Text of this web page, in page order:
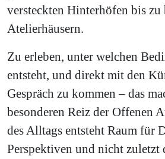
versteckten Hinterhöfen bis zu
Atelierhäusern.
Zu erleben, unter welchen
entsteht, und direkt mit den
Gespräch zu kommen – das
besonderen Reiz der Offenen
des Alltags entsteht Raum für
Perspektiven und nicht